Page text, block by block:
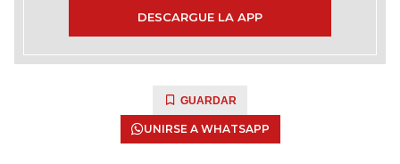
DESCARGUE LA APP
GUARDAR
UNIRSE A WHATSAPP